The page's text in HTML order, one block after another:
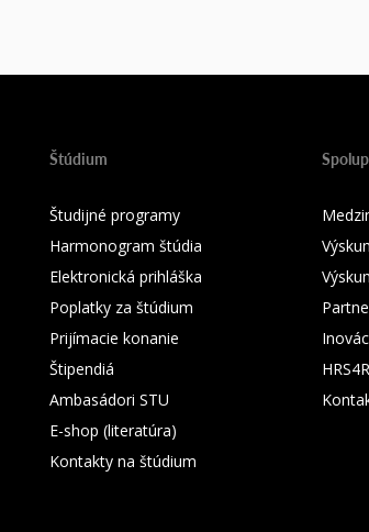
Štúdium
Študijné programy
Harmonogram štúdia
Elektronická prihláška
Poplatky za štúdium
Prijímacie konanie
Štipendiá
Ambasádori STU
E-shop (literatúra)
Kontakty na štúdium
HRS4R